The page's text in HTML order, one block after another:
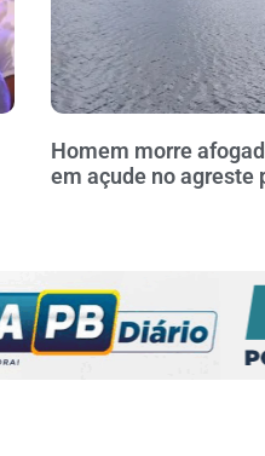
Homem morre
em açude no agreste